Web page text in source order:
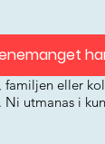
familjen eller
utmanas i